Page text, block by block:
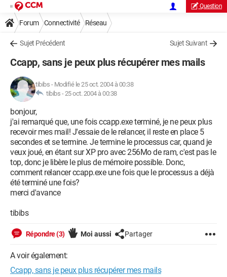
Question
Forum Connectivité Réseau
Sujet Précédent Sujet Suivant
Ccapp, sans je peux plus récupérer mes mails
tibibs - Modifié le 25 oct. 2004 à 00:38
tibibs -25 oct. 2004 à 00:38
bonjour,
j'ai remarqué que, une fois ccapp.exe terminé, je ne peux plus
recevoir mes mail! J'essaie de le relancer, il reste en place 5
secondes et se termine. Je termine le processus car, quand je
veux joué, en étant sur XP pro avec 256Mo de ram, c'est pas le
top, donc je libère le plus de mémoire possible. Donc,
comment relancer ccapp.exe une fois que le processus a déjà
été terminé une fois?
merci d'avance
tibibs
Répondre (3) Moi aussi Partager
A voir également:
Ccapp, sans je peux plus récupérer mes mails